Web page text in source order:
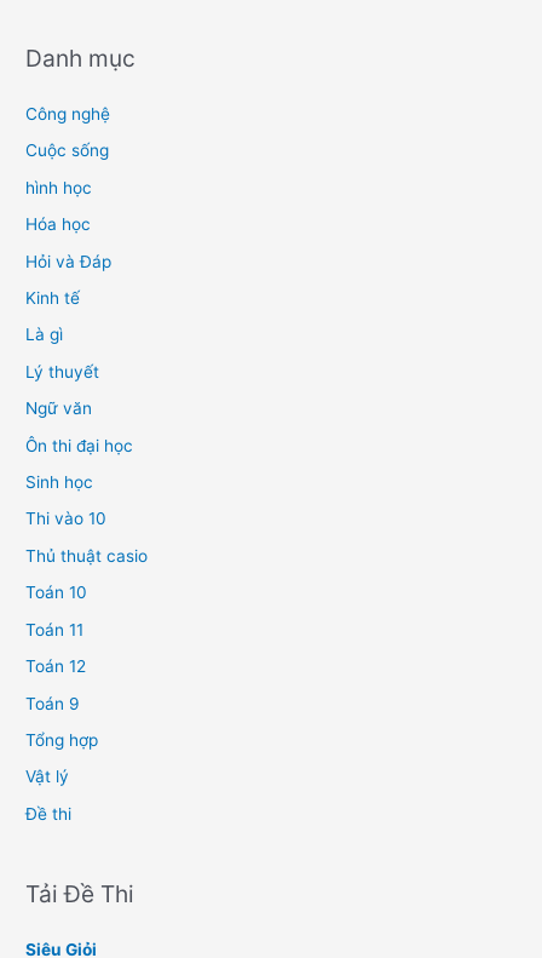
Danh mục
Công nghệ
Cuộc sống
hình học
Hóa học
Hỏi và Đáp
Kinh tế
Là gì
Lý thuyết
Ngữ văn
Ôn thi đại học
Sinh học
Thi vào 10
Thủ thuật casio
Toán 10
Toán 11
Toán 12
Toán 9
Tổng hợp
Vật lý
Đề thi
Tải Đề Thi
Siêu Giỏi